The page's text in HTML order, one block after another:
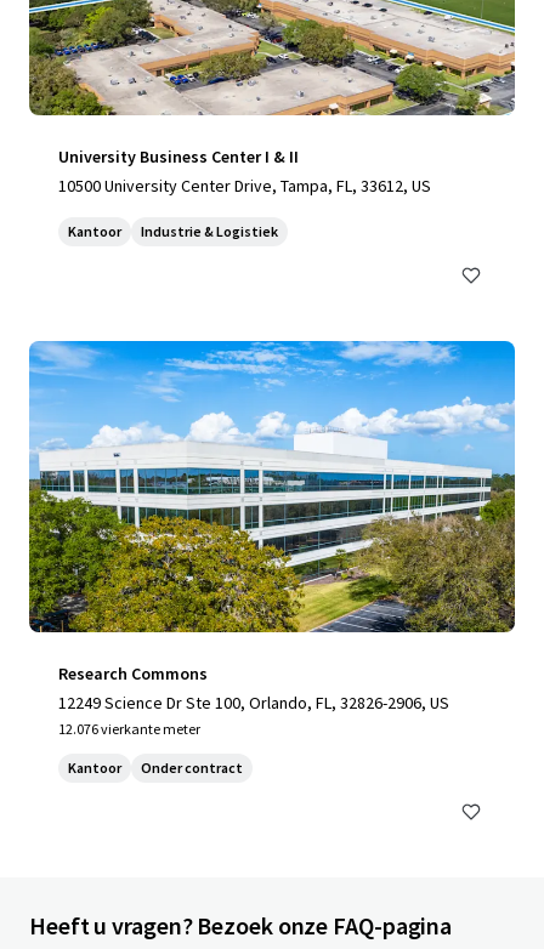
University Business Center I & II
10500 University Center Drive, Tampa, FL, 33612, US
Kantoor Industrie & Logistiek
Research Commons
12249 Science Dr Ste 100, Orlando, FL, 32826-2906, US
12.076 vierkante meter
Kantoor Onder contract
Heeft u vragen? Bezoek onze FAQ-pagina